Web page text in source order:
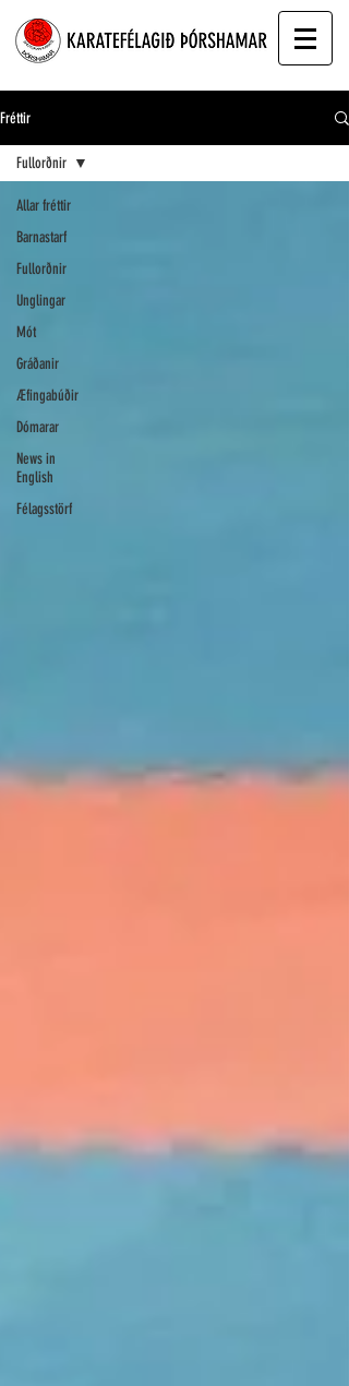
Fréttir
Allar fréttir
Barnastarf
Fullorðnir
Unglingar
Mót
Gráðanir
Æfingabúðir
Dómarar
News in
English
Félagsstörf
Fullorðnir